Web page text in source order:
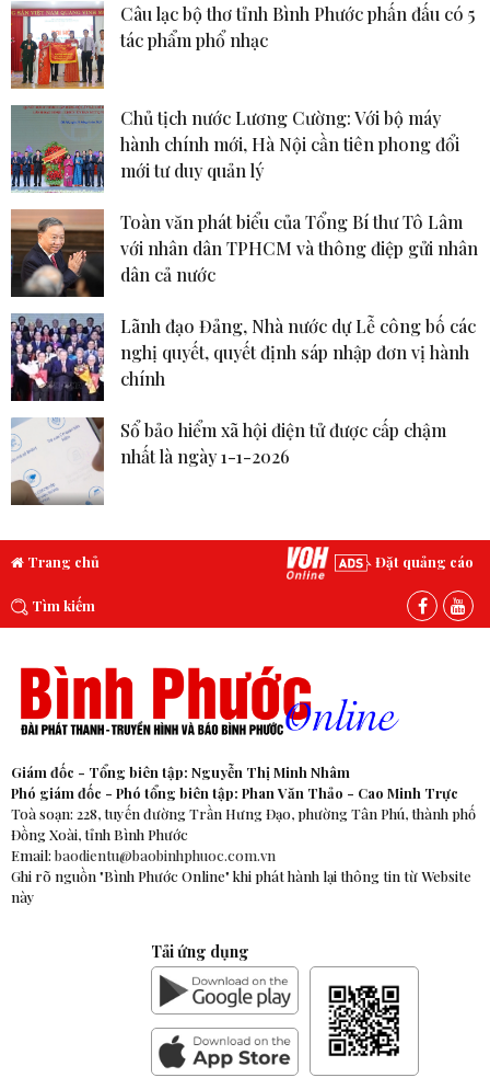
Câu lạc bộ thơ tỉnh Bình Phước phấn đấu có 5
tác phẩm phổ nhạc
Chủ tịch nước Lương Cường: Với bộ máy
hành chính mới, Hà Nội cần tiên phong đổi
mới tư duy quản lý
Toàn văn phát biểu của Tổng Bí thư Tô Lâm
với nhân dân TPHCM và thông điệp gửi nhân
dân cả nước
Lãnh đạo Đảng, Nhà nước dự Lễ công bố các
nghị quyết, quyết định sáp nhập đơn vị hành
chính
Sổ bảo hiểm xã hội điện tử được cấp chậm
nhất là ngày 1-1-2026
Trang chủ Đặt quảng cáo
Tìm kiếm
Giám đốc - Tổng biên tập: Nguyễn Thị Minh Nhâm
Phó giám đốc - Phó tổng biên tập: Phan Văn Thảo - Cao Minh Trực
Toà soạn: 228, tuyến đường Trần Hưng Đạo, phường Tân Phú, thành phố
Đồng Xoài, tỉnh Bình Phước
Email: baodientu@baobinhphuoc.com.vn
Ghi rõ nguồn "Bình Phước Online" khi phát hành lại thông tin từ Website
này
Tải ứng dụng